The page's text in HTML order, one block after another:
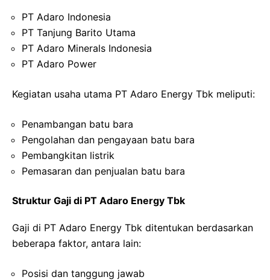
PT Adaro Indonesia
PT Tanjung Barito Utama
PT Adaro Minerals Indonesia
PT Adaro Power
Kegiatan usaha utama PT Adaro Energy Tbk meliputi:
Penambangan batu bara
Pengolahan dan pengayaan batu bara
Pembangkitan listrik
Pemasaran dan penjualan batu bara
Struktur Gaji di PT Adaro Energy Tbk
Gaji di PT Adaro Energy Tbk ditentukan berdasarkan
beberapa faktor, antara lain:
Posisi dan tanggung jawab